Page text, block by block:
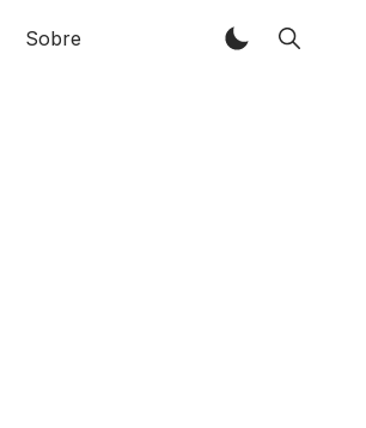
Sobre